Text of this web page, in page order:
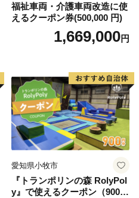
福祉車両・介護車両改造に使
えるクーポン券(500,000 円)
1,669,000円
愛知県小牧市
『トランポリンの森 RolyPol
y』で使えるクーポン（900